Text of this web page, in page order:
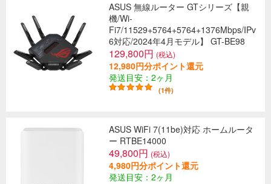
ASUS 無線ルーター GTシリーズ【親
機/Wi-
Fi7/11529+5764+5764+1376Mbps/IPv
6対応/2024年4月モデル】 GT-BE98
129,800円 (税込)
12,980円分ポイント還元
発送目安：2ヶ月
(1件)
ASUS WiFi 7(11be)対応 ホームルータ
ー RTBE14000
49,800円 (税込)
4,980円分ポイント還元
発送目安：2ヶ月